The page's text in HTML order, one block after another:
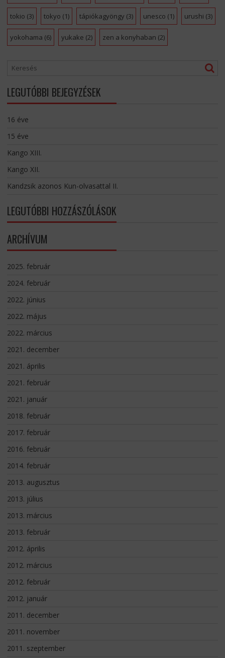
tokio (3) tokyo (1) tápiókagyöngy (3) unesco (1) urushi (3)
yokohama (6) yukake (2) zen a konyhaban (2)
LEGUTÓBBI BEJEGYZÉSEK
16 éve
15 éve
Kango XIII.
Kango XII.
Kandzsik azonos Kun-olvasattal II.
LEGUTÓBBI HOZZÁSZÓLÁSOK
ARCHÍVUM
2025. február
2024. február
2022. június
2022. május
2022. március
2021. december
2021. április
2021. február
2021. január
2018. február
2017. február
2016. február
2014. február
2013. augusztus
2013. július
2013. március
2013. február
2012. április
2012. március
2012. február
2012. január
2011. december
2011. november
2011. szeptember